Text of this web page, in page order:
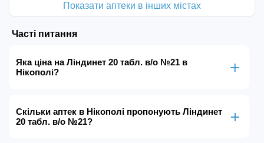
Показати аптеки в інших містах
Часті питання
Яка ціна на Ліндинет 20 табл. в/о №21 в
Нікополі?
Скільки аптек в Нікополі пропонують Ліндинет
20 табл. в/о №21?